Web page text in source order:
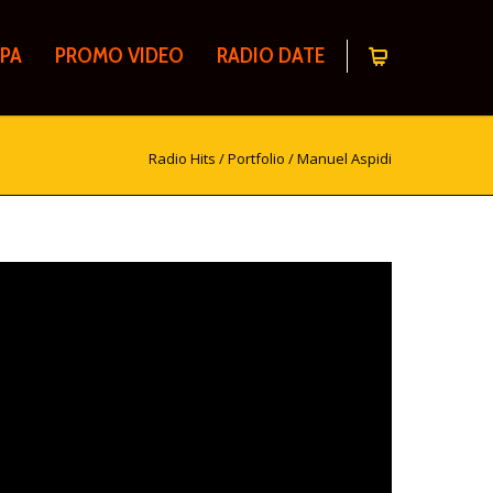
PROMO VIDEO RADIO DATE
Radio Hits /Portfolio /Manuel Aspidi